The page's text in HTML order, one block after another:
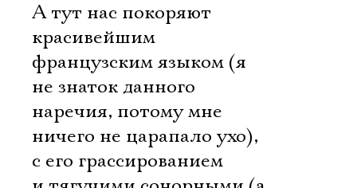
А тут нас покоряют
красивейшим
французским языком (я
не знаток данного
наречия, потому мне
ничего не царапало ухо),
с его грассированием